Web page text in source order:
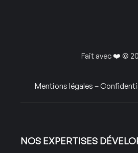
Fait avec ❤️ ©
Mentions légales –
NOS EXPERTISES